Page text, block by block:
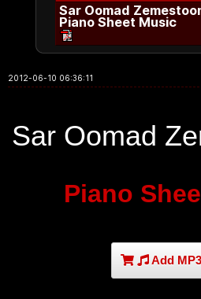
Sar Oomad
Piano Sheet Music
2012-06-10 06:36:11
Sar Oomad
Piano
Add